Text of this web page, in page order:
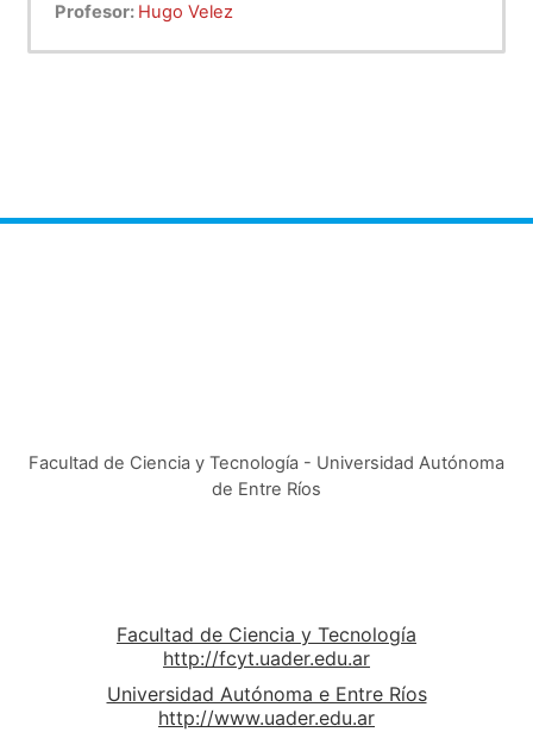
Profesor: Hugo Velez
Facultad de Ciencia y Tecnología - Universidad Autónoma
de Entre Ríos
Facultad de Ciencia y Tecnología
http://fcyt.uader.edu.ar
Universidad Autónoma e Entre Ríos
http://www.uader.edu.ar